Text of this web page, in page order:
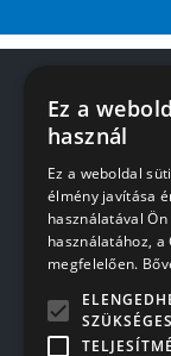
Ez a
használ
Ez a weboldal
élmény javítása
használatával
használatához, a
megfelelően.
SZÜKSÉGES